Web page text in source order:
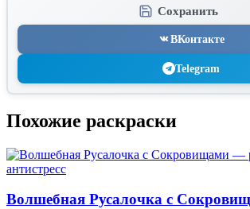
Сохранить
ВКонтакте
Telegram
Похожие раскраски
Волшебная Русалочка с